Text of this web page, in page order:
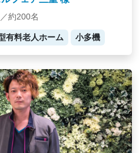
約200名
有料老人ホーム 小多機